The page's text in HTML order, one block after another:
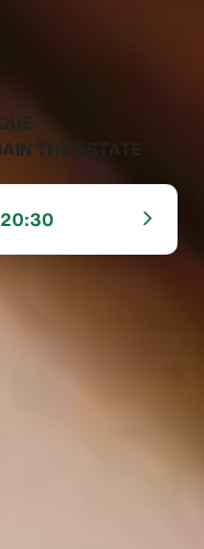
THE ESTATE‬